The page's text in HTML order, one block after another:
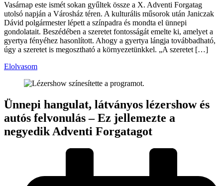
Vasárnap este ismét sokan gyűltek össze a X. Adventi Forgatag
utolsó napján a Városház téren. A kulturális műsorok után Janiczak
Dávid polgármester lépett a színpadra és mondta el ünnepi
gondolatait. Beszédében a szeretet fontosságát emelte ki, amelyet a
gyertya fényéhez hasonlított. Ahogy a gyertya lángja továbbadható,
úgy a szeretet is megosztható a környezetünkkel. „A szeretet […]
Elolvasom
Ünnepi hangulat, látványos lézershow és
autós felvonulás – Ez jellemezte a
negyedik Adventi Forgatagot